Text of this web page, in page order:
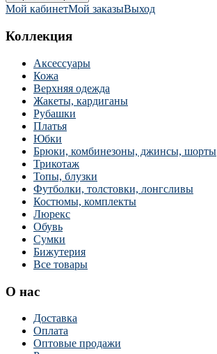
Мой кабинетМой заказыВыход
Коллекция
Аксессуары
Кожа
Верхняя одежда
Жакеты, кардиганы
Рубашки
Платья
Юбки
Брюки, комбинезоны, джинсы, шорты
Трикотаж
Топы, блузки
Футболки, толстовки, лонгсливы
Костюмы, комплекты
Люрекс
Обувь
Сумки
Бижутерия
Все товары
О нас
Доставка
Оплата
Оптовые продажи